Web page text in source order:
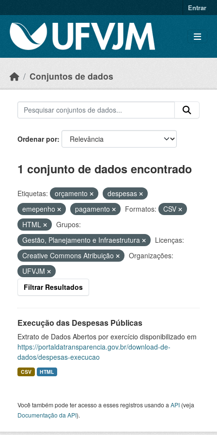
Entrar
Conjuntos de dados
Ordenar por
1 conjunto de dados encontrado
Etiquetas: orçamento
despesas
emepenho
pagamento Formatos:
CSV
HTML
Grupos:
Gestão, Planejamento e Infraestrutura
Licenças:
Creative Commons Atribuição
Organizações:
UFVJM
Filtrar Resultados
Execução das Despesas Públicas
Extrato de Dados Abertos por exercício disponibilizado em
https://portaldatransparencia.gov.br/download-de-
dados/despesas-execucao
CSV HTML
Você também pode ter acesso a esses registros usando a API (veja
Documentação da API).